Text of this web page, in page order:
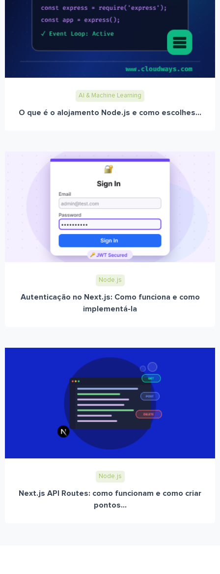
AI & Machine Learning
O que é o alojamento Node.js e como escolhes...
Node.js
Autenticação no Next.js: Como funciona e como
implementá-la
Node.js
Next.js API Routes: como funcionam e como criar
pontos...